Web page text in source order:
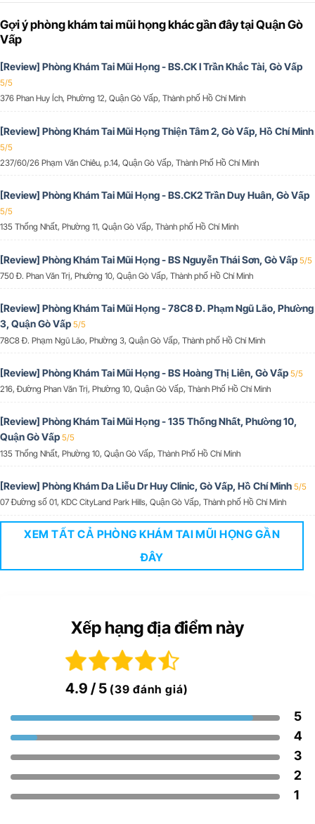
Gợi ý phòng khám tai mũi họng khác gần đây tại Quận Gò
Vấp
[Review] Phòng Khám Tai Mũi Họng - BS.CK I Trần Khắc Tài, Gò Vấp
5/5
376 Phan Huy Ích, Phường 12, Quận Gò Vấp, Thành phố Hồ Chí Minh
[Review] Phòng Khám Tai Mũi Họng Thiện Tâm 2, Gò Vấp, Hồ Chí Minh
5/5
237/60/26 Phạm Văn Chiêu, p.14, Quận Gò Vấp, Thành Phố Hồ Chí Minh
[Review] Phòng Khám Tai Mũi Họng - BS.CK2 Trần Duy Huân, Gò Vấp
5/5
135 Thống Nhất, Phường 11, Quận Gò Vấp, Thành phố Hồ Chí Minh
[Review] Phòng Khám Tai Mũi Họng - BS Nguyễn Thái Sơn, Gò Vấp 5/5
750 Đ. Phan Văn Trị, Phường 10, Quận Gò Vấp, Thành phố Hồ Chí Minh
[Review] Phòng Khám Tai Mũi Họng - 78C8 Đ. Phạm Ngũ Lão, Phường
3, Quận Gò Vấp 5/5
78C8 Đ. Phạm Ngũ Lão, Phường 3, Quận Gò Vấp, Thành phố Hồ Chí Minh
[Review] Phòng Khám Tai Mũi Họng - BS Hoàng Thị Liên, Gò Vấp 5/5
216, Đường Phan Văn Trị, Phường 10, Quận Gò Vấp, Thành Phố Hồ Chí Minh
[Review] Phòng Khám Tai Mũi Họng - 135 Thống Nhất, Phường 10,
Quận Gò Vấp 5/5
135 Thống Nhất, Phường 10, Quận Gò Vấp, Thành Phố Hồ Chí Minh
[Review] Phòng Khám Da Liễu Dr Huy Clinic, Gò Vấp, Hồ Chí Minh 5/5
07 Đường số 01, KDC CityLand Park Hills, Quận Gò Vấp, Thành phố Hồ Chí Minh
XEM TẤT CẢ PHÒNG KHÁM TAI MŨI HỌNG GẦN
ĐÂY
Xếp hạng địa điểm này
4.9 / 5 (39 đánh giá)
5
4
3
2
1